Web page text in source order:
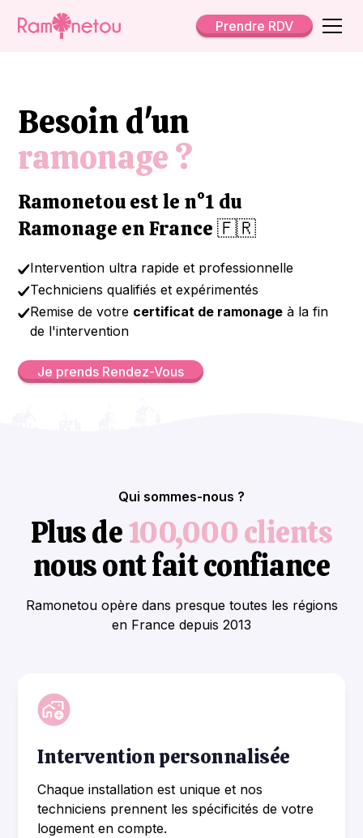
Prendre RDV
Besoin d'un
ramonage ?
Ramonetou est le n°1 du
Ramonage en France 🇫🇷
Intervention ultra rapide et professionnelle
Techniciens qualifiés et expérimentés
Remise de votre certificat de ramonage à la fin
de l'intervention
Je prends Rendez-Vous
Qui sommes-nous ?
Plus de100,000 clients
nous ont fait confiance
Ramonetou opère dans presque toutes les régions
en France depuis 2013
Intervention personnalisée
Chaque installation est unique et nos
techniciens prennent les spécificités de votre
logement en compte.